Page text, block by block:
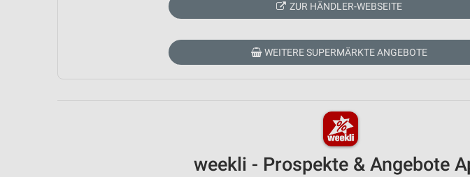
ZUR HÄNDLER-WEBSEITE
WEITERE SUPERMÄRKTE ANGEBOTE
weekli - Prospekte & Angebote